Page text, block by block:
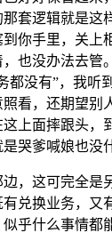
那套逻辑就是
你手里，关上
也没办法去管
都没有”，我听
看，还期望别
上面摔跟头，
哭爹喊娘也没
，这可完全是
兑换业务，又
乎什么事情都